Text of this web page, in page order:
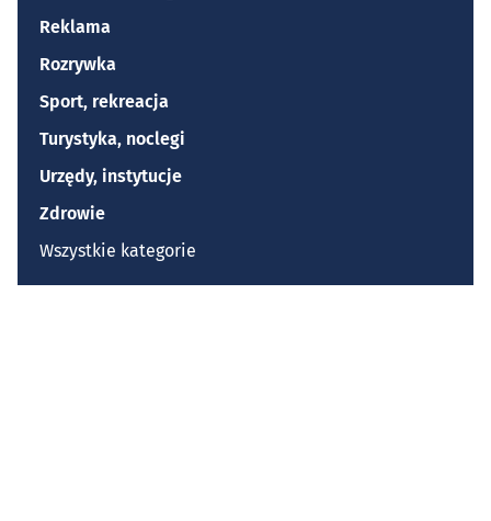
Reklama
Rozrywka
Sport, rekreacja
Turystyka, noclegi
Urzędy, instytucje
Zdrowie
Wszystkie kategorie